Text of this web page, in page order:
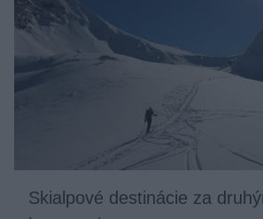
Skialpové destinácie za